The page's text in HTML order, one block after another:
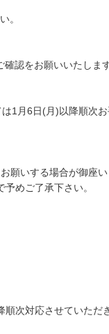
。
認をお願いいたします
1月6日(月)以降順次お
願いする場合が御座
めご了承下さい。
次対応させていただ